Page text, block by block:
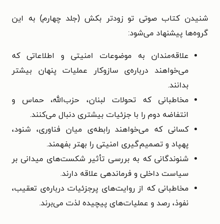
شنیدن کتاب صوتی تو زودتر بکش (جلد چهارم) به این
گروه‌ها پیشنهاد می‌شود:
علاقه‌مندان به موضوعات امنیتی و اطلاعاتی که
می‌خواهند درباره‌ی سازوکار عملیات پنهان بیشتر
بدانند.
مخاطبانی که تحولات لبنان، حزب‌الله، حماس و
انتفاضه دوم را با جزئیات بیشتری دنبال می‌کنند.
کسانی که می‌خواهند رابطه‌ی میان فناوری، شنود،
پهپاد و تصمیم‌گیری امنیتی را بهتر بفهمند.
شنوندگانی که به بررسی تأثیر شکست‌های میدانی بر
سیاست داخلی و فرماندهی علاقه دارند.
مخاطبانی که از روایت‌های پرجزئیات درباره‌ی تعقیب،
نفوذ، رصد و عملیات‌های پیچیده لذت می‌برند.